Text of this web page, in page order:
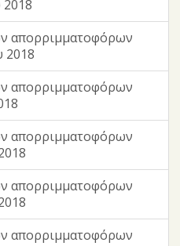
απορριμματοφόρων
2018
απορριμματοφόρων
απορριμματοφόρων
απορριμματοφόρων
απορριμματοφόρων